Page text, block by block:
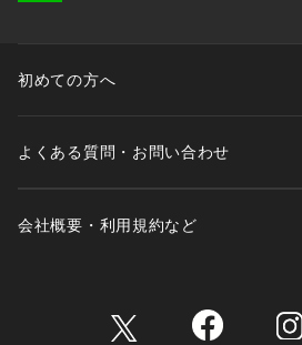
初めての方へ
よくある質問・お問い合わせ
会社概要・利用規約など